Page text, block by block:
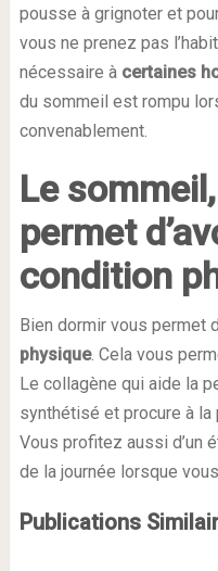
pousse à grignoter et
vous ne prenez pas
nécessaire à certaines
du sommeil est rompu
convenablement.
Le
permet
condition
Bien dormir vous permet
physique. Cela vous
Le collagène qui aide la
synthétisé et procure à
Vous profitez aussi d’un
de la journée lorsque
Publications